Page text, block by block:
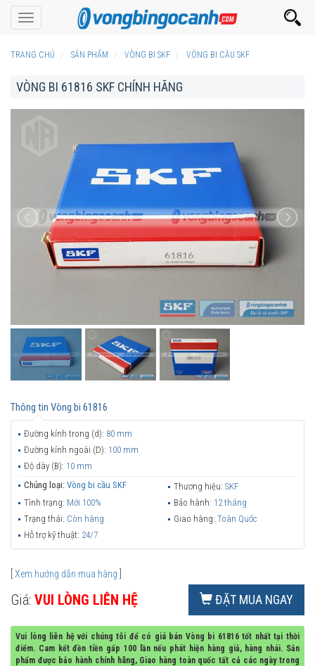
Toggle
navigation
TRANG CHỦ SẢN PHẨM VÒNG BI SKF VÒNG BI CẦU SKF
VÒNG BI 61816 SKF CHÍNH HÃNG
Thông tin Vòng bi 61816
Đường kính trong (d): 80 mm
Đường kính ngoài (D): 100 mm
Độ dày (B): 10 mm
Chủng loại: Vòng bi cầu SKF Thương hiệu: SKF
Tình trạng: Mới 100% Bảo hành: 12 tháng
Trạng thái: Còn hàng Giao hàng: Toàn Quốc
Hỗ trợ kỹ thuật: 24/7
Xem hướng dẫn mua hàng
Giá: VUI LÒNG LIÊN HỆ ĐẶT MUA NGAY
Vui lòng liên hệ với chúng tôi để có giá bán Vòng bi 61816 tốt nhất tại thời
điểm. Cam kết đền tiền gấp 100 lần nếu phát hiện hàng giả, hàng nhái. Sản
phẩm được bảo hành chính hãng, Giao hàng toàn quốc tất cả các ngày trong